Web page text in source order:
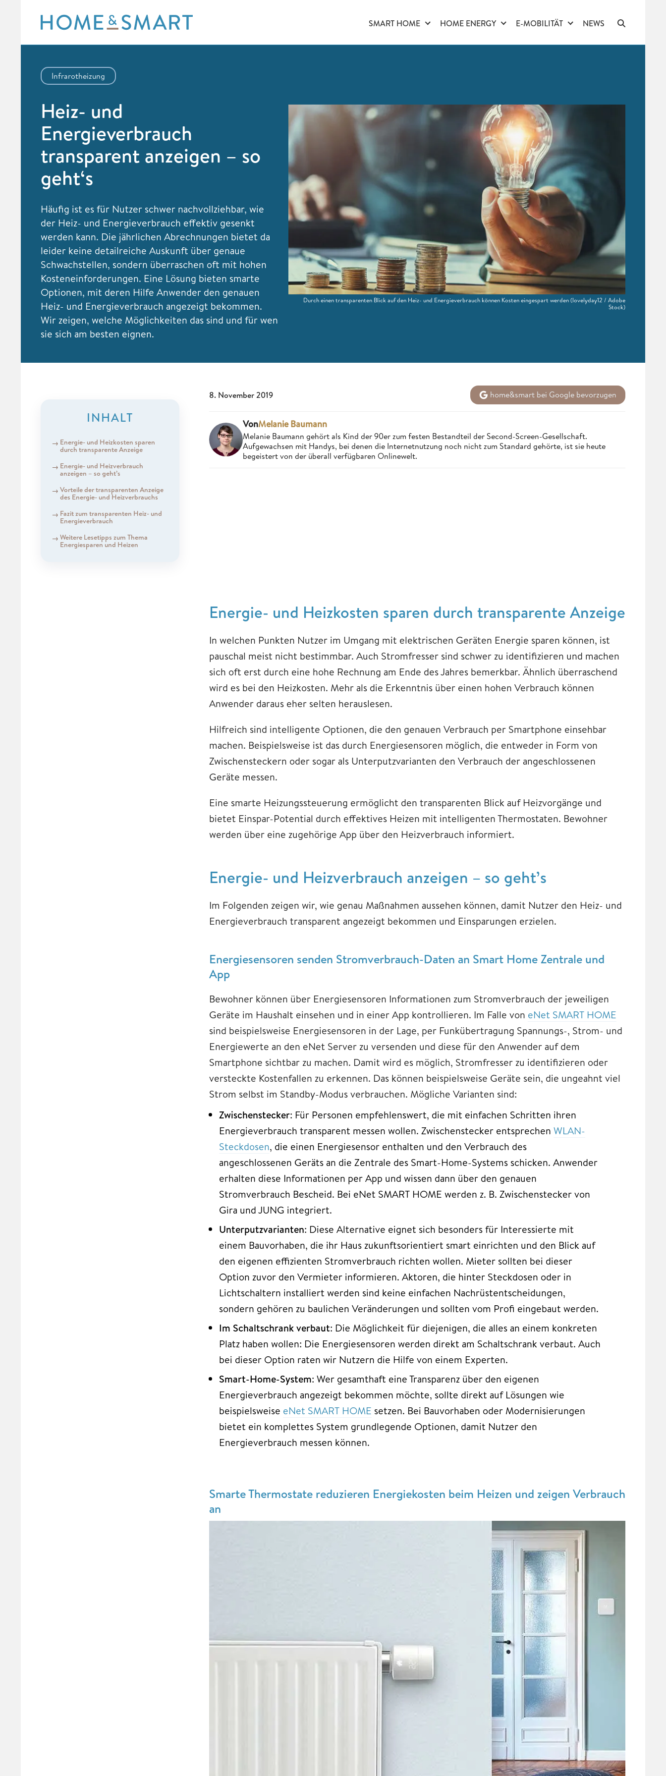
content
SMART HOME HOME ENERGY E-MOBILITÄT NEWS
Infrarotheizung
Heiz- und
Energieverbrauch
transparent anzeigen – so
geht‘s
Häufig ist es für Nutzer schwer nachvollziehbar, wie
der Heiz- und Energieverbrauch effektiv gesenkt
werden kann. Die jährlichen Abrechnungen bietet da
leider keine detailreiche Auskunft über genaue
Schwachstellen, sondern überraschen oft mit hohen
Kosteneinforderungen. Eine Lösung bieten smarte
Optionen, mit deren Hilfe Anwender den genauen
Heiz- und Energieverbrauch angezeigt bekommen.
Wir zeigen, welche Möglichkeiten das sind und für wen
sie sich am besten eignen.
Durch einen transparenten Blick auf den Heiz- und Energieverbrauch können Kosten eingespart werden(lovelyday12 / Adobe
Stock)
INHALT
Energie- und Heizkosten sparen
durch transparente Anzeige
Energie- und Heizverbrauch
anzeigen – so geht’s
Vorteile der transparenten Anzeige
des Energie- und Heizverbrauchs
Fazit zum transparenten Heiz- und
Energieverbrauch
Weitere Lesetipps zum Thema
Energiesparen und Heizen
8. November 2019 home&smart bei Google bevorzugen
VonMelanie Baumann
Melanie Baumann gehört als Kind der 90er zum festen Bestandteil der Second-Screen-Gesellschaft.
Aufgewachsen mit Handys, bei denen die Internetnutzung noch nicht zum Standard gehörte, ist sie heute
begeistert von der überall verfügbaren Onlinewelt.
Energie- und Heizkosten sparen durch transparente Anzeige
In welchen Punkten Nutzer im Umgang mit elektrischen Geräten Energie sparen können, ist
pauschal meist nicht bestimmbar. Auch Stromfresser sind schwer zu identifizieren und machen
sich oft erst durch eine hohe Rechnung am Ende des Jahres bemerkbar. Ähnlich überraschend
wird es bei den Heizkosten. Mehr als die Erkenntnis über einen hohen Verbrauch können
Anwender daraus eher selten herauslesen.
Hilfreich sind intelligente Optionen, die den genauen Verbrauch per Smartphone einsehbar
machen. Beispielsweise ist das durch Energiesensoren möglich, die entweder in Form von
Zwischensteckern oder sogar als Unterputzvarianten den Verbrauch der angeschlossenen
Geräte messen.
Eine smarte Heizungssteuerung ermöglicht den transparenten Blick auf Heizvorgänge und
bietet Einspar-Potential durch effektives Heizen mit intelligenten Thermostaten. Bewohner
werden über eine zugehörige App über den Heizverbrauch informiert.
Energie- und Heizverbrauch anzeigen – so geht’s
Im Folgenden zeigen wir, wie genau Maßnahmen aussehen können, damit Nutzer den Heiz- und
Energieverbrauch transparent angezeigt bekommen und Einsparungen erzielen.
Energiesensoren senden Stromverbrauch-Daten an Smart Home Zentrale und
App
Bewohner können über Energiesensoren Informationen zum Stromverbrauch der jeweiligen
Geräte im Haushalt einsehen und in einer App kontrollieren. Im Falle von eNet SMART HOME
sind beispielsweise Energiesensoren in der Lage, per Funkübertragung Spannungs-, Strom- und
Energiewerte an den eNet Server zu versenden und diese für den Anwender auf dem
Smartphone sichtbar zu machen. Damit wird es möglich, Stromfresser zu identifizieren oder
versteckte Kostenfallen zu erkennen. Das können beispielsweise Geräte sein, die ungeahnt viel
Strom selbst im Standby-Modus verbrauchen. Mögliche Varianten sind:
Zwischenstecker: Für Personen empfehlenswert, die mit einfachen Schritten ihren
Energieverbrauch transparent messen wollen. Zwischenstecker entsprechen WLAN-
Steckdosen, die einen Energiesensor enthalten und den Verbrauch des
angeschlossenen Geräts an die Zentrale des Smart-Home-Systems schicken. Anwender
erhalten diese Informationen per App und wissen dann über den genauen
Stromverbrauch Bescheid. Bei eNet SMART HOME werden z. B. Zwischenstecker von
Gira und JUNG integriert.
Unterputzvarianten: Diese Alternative eignet sich besonders für Interessierte mit
einem Bauvorhaben, die ihr Haus zukunftsorientiert smart einrichten und den Blick auf
den eigenen effizienten Stromverbrauch richten wollen. Mieter sollten bei dieser
Option zuvor den Vermieter informieren. Aktoren, die hinter Steckdosen oder in
Lichtschaltern installiert werden sind keine einfachen Nachrüstentscheidungen,
sondern gehören zu baulichen Veränderungen und sollten vom Profi eingebaut werden.
Im Schaltschrank verbaut: Die Möglichkeit für diejenigen, die alles an einem konkreten
Platz haben wollen: Die Energiesensoren werden direkt am Schaltschrank verbaut. Auch
bei dieser Option raten wir Nutzern die Hilfe von einem Experten.
Smart-Home-System: Wer gesamthaft eine Transparenz über den eigenen
Energieverbrauch angezeigt bekommen möchte, sollte direkt auf Lösungen wie
beispielsweise eNet SMART HOME setzen. Bei Bauvorhaben oder Modernisierungen
bietet ein komplettes System grundlegende Optionen, damit Nutzer den
Energieverbrauch messen können.
Smarte Thermostate reduzieren Energiekosten beim Heizen und zeigen Verbrauch
an